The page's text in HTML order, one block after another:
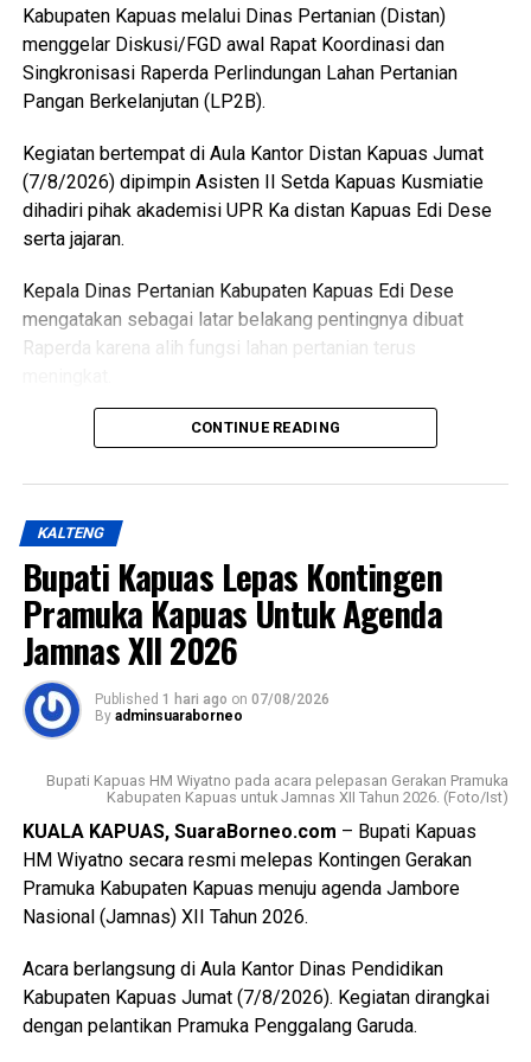
memenuhi standar kesehatan masyarakat serta
menghasilkan produk unggas yang lebih bersih serta aman
dikonsumsi,” ujarnya. (Ujg/SB)
Bagikan ke
WhatsApp
Messenger 0 Twitter/X 0
Kabupaten Kapuas melalui Dinas Pertanian (Distan)
menggelar Diskusi/FGD awal Rapat Koordinasi dan
Singkronisasi Raperda Perlindungan Lahan Pertanian
Pangan Berkelanjutan (LP2B).
Kegiatan bertempat di Aula Kantor Distan Kapuas Jumat
(7/8/2026) dipimpin Asisten II Setda Kapuas Kusmiatie
dihadiri pihak akademisi UPR Ka distan Kapuas Edi Dese
serta jajaran.
Kepala Dinas Pertanian Kabupaten Kapuas Edi Dese
mengatakan sebagai latar belakang pentingnya dibuat
Raperda karena alih fungsi lahan pertanian terus
“Penyusunan Raperda sebagai dasar perlindungan lahan
hukum UU Nomor 41 Tahun 2009 tentang Perlindungan
LP2B PP Nomor 1 Tahun 2011 kemudian Peraturan
pelaksana lainnya yakni Keputusan Bupati Kapuas Nomor
537/DISTAN Tahun 2022 tentang Penetapan KP2B LP2B
dan LCP2B.
Lebih lanjut ia menjelaskan luasan lahan pertanian pangan
berkelanjutan (LP2B) Kabupaten Kapuas adalah 38.323,62
Kemudian luasan cadangan lahan pertanian berkelanjutan
(LCP2B) Kabupaten Kapuas 22.553,37 Ha.
Meski begitu terjadi permasalahan atas kondisi lahan di
antaranya perbedaan data antar instansi perubahan
“Oleh karena itu terkait hal tersebut kami menyepakati data
final LP2B data LCP2B menyempurnakan Raperda melalui
CONTINUE READING
KALTENG
Bupati Kapuas Lepas Kontingen
Pramuka Kapuas Untuk Agenda
Jamnas XII 2026
Published 1 hari ago on 07/08/2026
By adminsuaraborneo
Bupati Kapuas HM Wiyatno pada acara pelepasan Gerakan Pramuka
Kabupaten Kapuas untuk Jamnas XII Tahun 2026. (Foto/Ist)
KUALA KAPUAS, SuaraBorneo.com – Bupati Kapuas
HM Wiyatno secara resmi melepas Kontingen Gerakan
Pramuka Kabupaten Kapuas menuju agenda Jambore
Nasional (Jamnas) XII Tahun 2026.
Acara berlangsung di Aula Kantor Dinas Pendidikan
Kabupaten Kapuas Jumat (7/8/2026). Kegiatan dirangkai
dengan pelantikan Pramuka Penggalang Garuda.